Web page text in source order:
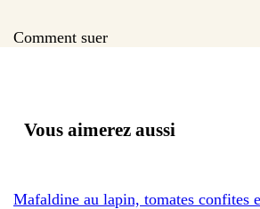
Comment suer
Vous aimerez aussi
Mafaldine au lapin, tomates confites